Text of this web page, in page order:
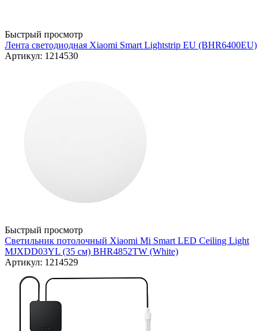
Быстрый просмотр
Лента светодиодная Xiaomi Smart Lightstrip EU (BHR6400EU)
Артикул: 1214530
Быстрый просмотр
Светильник потолочный Xiaomi Mi Smart LED Ceiling Light
MJXDD03YL (35 cм) BHR4852TW (White)
Артикул: 1214529